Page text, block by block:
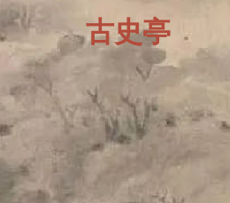
古史亭